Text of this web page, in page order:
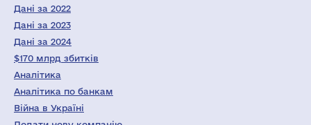
Дані за 2022
Дані за 2023
Дані за 2024
$170 млрд збитків
Аналітика
Аналітика по банкам
Війна в Україні